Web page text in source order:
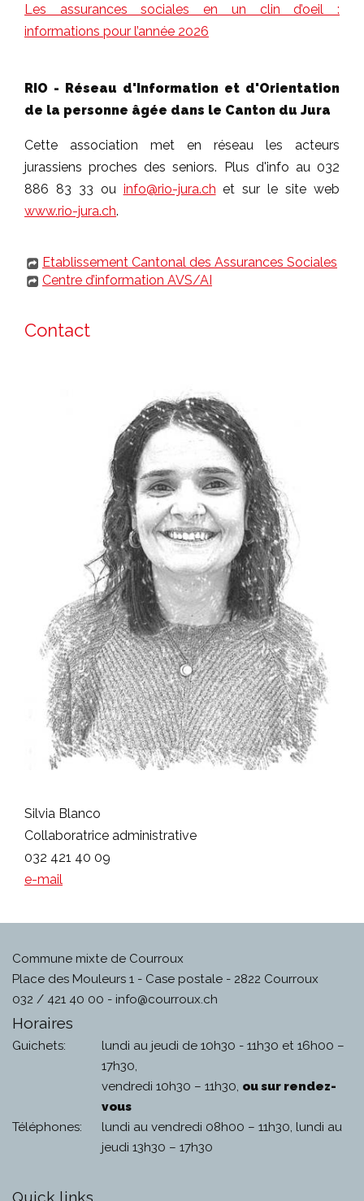
Les assurances sociales en un clin d’oeil :
informations pour l’année 2026
RIO - Réseau d'Information et d'Orientation
de la personne âgée dans le Canton du Jura
Cette association met en réseau les acteurs
jurassiens proches des seniors. Plus d'info au 032
886 83 33 ou info@rio-jura.ch et sur le site web
www.rio-jura.ch.
Etablissement Cantonal des Assurances Sociales
Centre d’information AVS/AI
Contact
Silvia Blanco
Collaboratrice administrative
032 421 40 09
e-mail
Commune mixte de Courroux
Place des Mouleurs 1 - Case postale - 2822 Courroux
032 / 421 40 00 - info@courroux.ch
Horaires
Guichets:
lundi au jeudi de 10h30 - 11h30 et 16h00 –
17h30,
vendredi 10h30 – 11h30, ou sur rendez-
vous
Téléphones:
lundi au vendredi 08h00 – 11h30, lundi au
jeudi 13h30 – 17h30
Quick links